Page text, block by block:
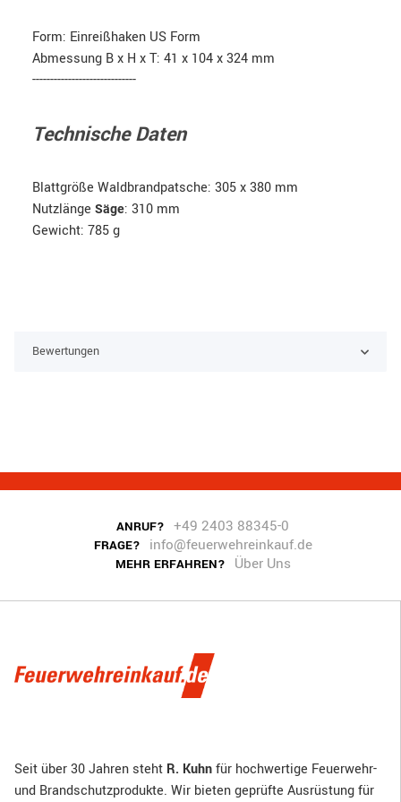
Form: Einreißhaken US Form
Abmessung B x H x T: 41 x 104 x 324 mm
-----------------------------
Technische Daten
Blattgröße Waldbrandpatsche: 305 x 380 mm
Nutzlänge Säge: 310 mm
Gewicht: 785 g
Bewertungen
ANRUF? +49 2403 88345-0
FRAGE? info@feuerwehreinkauf.de
MEHR ERFAHREN? Über Uns
Seit über 30 Jahren steht R. Kuhnfür hochwertige Feuerwehr-
und Brandschutzprodukte. Wir bieten geprüfte Ausrüstung für